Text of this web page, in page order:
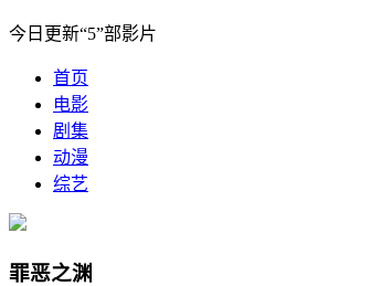
今日更新“5”部影片
首页
电影
剧集
动漫
综艺
罪恶之渊